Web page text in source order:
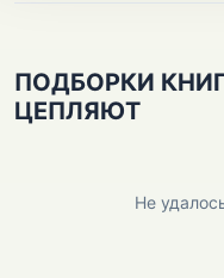
ПОДБОРКИ
ЦЕПЛЯЮТ
Не